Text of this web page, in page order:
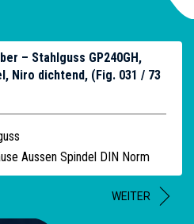
– Stahlguss GP240GH,
Niro dichtend, (Fig. 031 / 73
Aussen Spindel DIN Norm
WEITER